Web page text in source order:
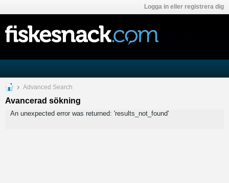
Logga in eller registrera dig
Advanced Search
Avancerad sökning
An unexpected error was returned: 'results_not_found'